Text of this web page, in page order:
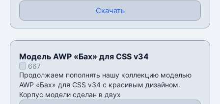
Скачать
Модель AWP «Бах» для CSS v34
667
Продолжаем пополнять нашу коллекцию моделью
AWP «Бах» для CSS v34 с красивым дизайном.
Корпус модели сделан в двух